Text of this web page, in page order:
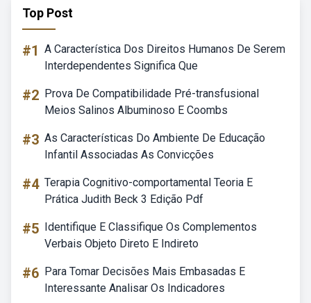
Top Post
#1 A Característica Dos Direitos Humanos De Serem
Interdependentes Significa Que
#2 Prova De Compatibilidade Pré-transfusional
Meios Salinos Albuminoso E Coombs
#3 As Características Do Ambiente De Educação
Infantil Associadas As Convicções
#4 Terapia Cognitivo-comportamental Teoria E
Prática Judith Beck 3 Edição Pdf
#5 Identifique E Classifique Os Complementos
Verbais Objeto Direto E Indireto
#6 Para Tomar Decisões Mais Embasadas E
Interessante Analisar Os Indicadores